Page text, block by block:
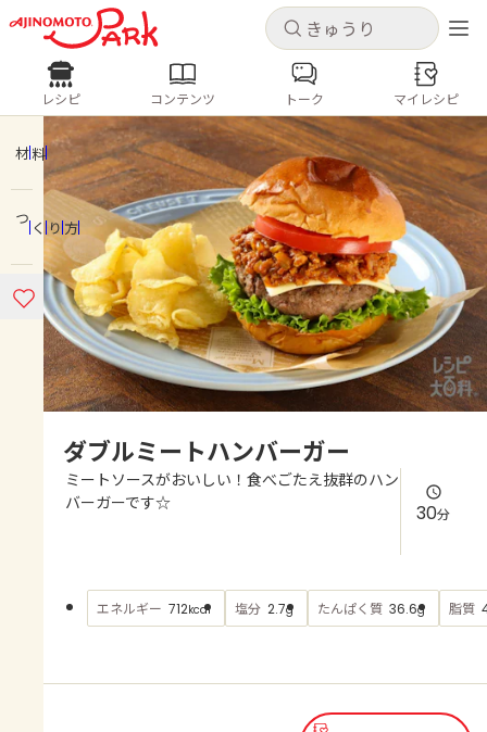
キャンセル
ログインするとレシピを保存できます
ログイン 新規登録
ホーム
コンテンツ
レシピ
トーク
よくあるお問い合わせ
AJINOMOTO PARK とは
キャンセル
レシピ コンテンツ
人気の食材・レシピ
きゅうり なす トマト
とうもろこし
ピーマン
みょうが ゴーヤ
レシピ コンテンツ トーク マイレシピ
材料
つくり方
ダブルミートハンバーガー
ミートソースがおいしい！食べごたえ抜群のハン
バーガーです☆
30分
エネルギー 712kcal 塩分 2.7g たんぱく質 36.6g 脂質